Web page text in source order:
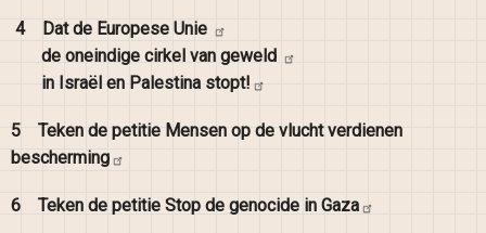
4 Dat de Europese Unie
de oneindige cirkel van geweld
in Israël en Palestina stopt!
5 Teken de petitie Mensen op de vlucht verdienen
bescherming
6 Teken de petitie Stop de genocide in Gaza